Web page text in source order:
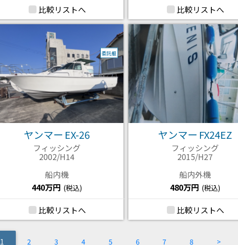
比較リストへ 比較リストへ
ヤンマー EX-26
フィッシング
2002/H14
船内機
440万円 (税込)
比較リストへ
委託艇
ヤンマー FX24EZ
フィッシング
2015/H27
船内外機
480万円 (税込)
比較リストへ
(current)
1 2 3 4 5 6 7 8 >